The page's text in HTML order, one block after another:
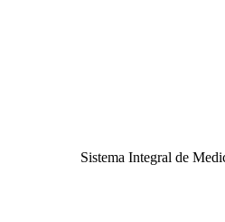
Sistema Integral de